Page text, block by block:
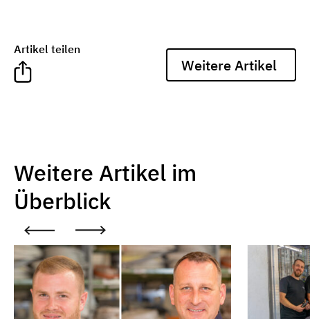
Artikel teilen
Weitere Artikel
Weitere Artikel im
Überblick